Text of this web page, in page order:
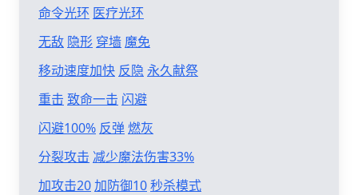
命令光环 医疗光环
无敌 隐形 穿墙 魔免
移动速度加快 反隐 永久献祭
重击 致命一击 闪避
闪避100% 反弹燃灰
分裂攻击 减少魔法伤害33%
加攻击20加防御10秒杀模式